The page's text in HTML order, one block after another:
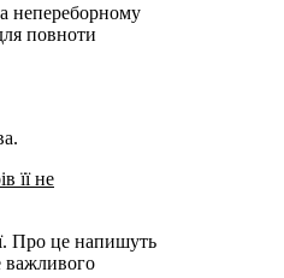
непереборному
повноти
її не
Про це напишуть
важливого